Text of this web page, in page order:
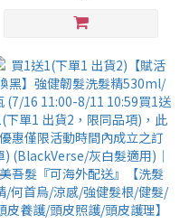
美吾髮『可海外配送』【洗
養護/頭皮照護/頭皮護理】